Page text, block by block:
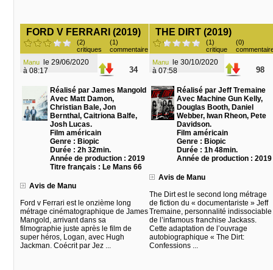
FORD V FERRARI (2019)
(2)
critiques
(1)
commentaire
Manu
à 08:17
34
Réalisé par James Mangold
Avec Matt Damon,
Christian Bale, Jon
Bernthal, Caitriona Balfe,
Josh Lucas.
Film américain
Genre : Biopic
Durée : 2h 32min.
Année de production : 2019
Titre français : Le Mans 66
Avis de Manu
Ford v Ferrari est le onzième long
métrage cinématographique de James
Mangold, arrivant dans sa
filmographie juste après le film de
super héros, Logan, avec Hugh
Jackman. Coécrit par Jez ...
THE DIRT (2019)
(1)
critique
(0)
Manu
à 07:58
98
Réalisé par Jeff Tremaine
Avec Machine Gun Kelly,
Douglas Booth, Daniel
Webber, Iwan Rheon, Pete
Davidson.
Film américain
Genre : Biopic
Durée : 1h 48min.
Année de production : 2019
Avis de Manu
The Dirt est le second long métrage
de fiction du « documentariste » Jeff
Tremaine, personnalité indissociable
de l’infamous franchise Jackass.
Cette adaptation de l’ouvrage
autobiographique « The Dirt:
Confessions ...